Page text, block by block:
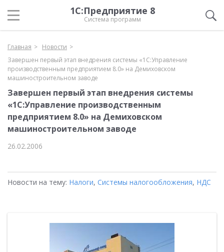
1С:Предприятие 8
Система программ
Главная
Новости
Завершен первый этап внедрения системы «1С:Управление
производственным предприятием 8.0» на Демиховском
машиностроительном заводе
Завершен первый этап внедрения системы
«1С:Управление производственным
предприятием 8.0» на Демиховском
машиностроительном заводе
26.02.2006
Новости на тему: Налоги, Системы налогообложения, НДС